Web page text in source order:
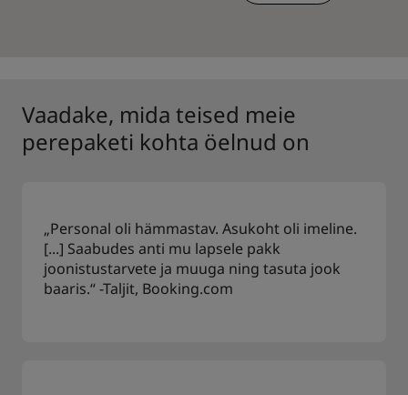
Vaadake, mida teised meie
perepaketi kohta öelnud on
„Personal oli hämmastav. Asukoht oli imeline.
[...] Saabudes anti mu lapsele pakk
joonistustarvete ja muuga ning tasuta jook
baaris.“ -Taljit, Booking.com